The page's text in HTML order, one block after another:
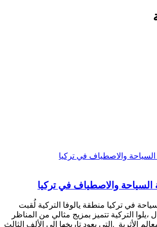
السياحة والاصطياف في تركيا
في تركيا منطقة يالوفا التركية لُقبت
،يلوا التركية تتميز بمزيج مثالي من المناظر
الأثرية .التي يعود تاريخها إلى الألف الثالث